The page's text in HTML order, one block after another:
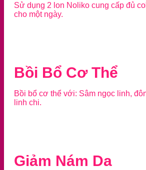
Sử dụng 2 lon Noliko cung cấp đủ
cho một ngày.
Bồi Bổ Cơ Thể
Bồi bổ cơ thể với: Sâm ngọc linh,
linh chi.
Giảm Nám Da